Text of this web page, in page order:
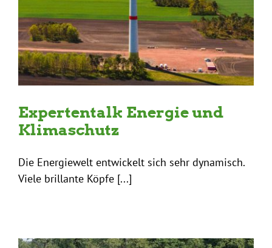
Expertentalk Energie und
Klimaschutz
Die Energiewelt entwickelt sich sehr dynamisch.
Viele brillante Köpfe [...]